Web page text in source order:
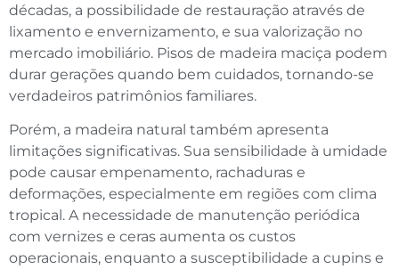
décadas, a possibilidade de restauração através de
lixamento e envernizamento, e sua valorização no
mercado imobiliário. Pisos de madeira maciça podem
durar gerações quando bem cuidados, tornando-se
verdadeiros patrimônios familiares.
Porém, a madeira natural também apresenta
limitações significativas. Sua sensibilidade à umidade
pode causar empenamento, rachaduras e
deformações, especialmente em regiões com clima
tropical. A necessidade de manutenção periódica
com vernizes e ceras aumenta os custos
operacionais, enquanto a susceptibilidade a cupins e